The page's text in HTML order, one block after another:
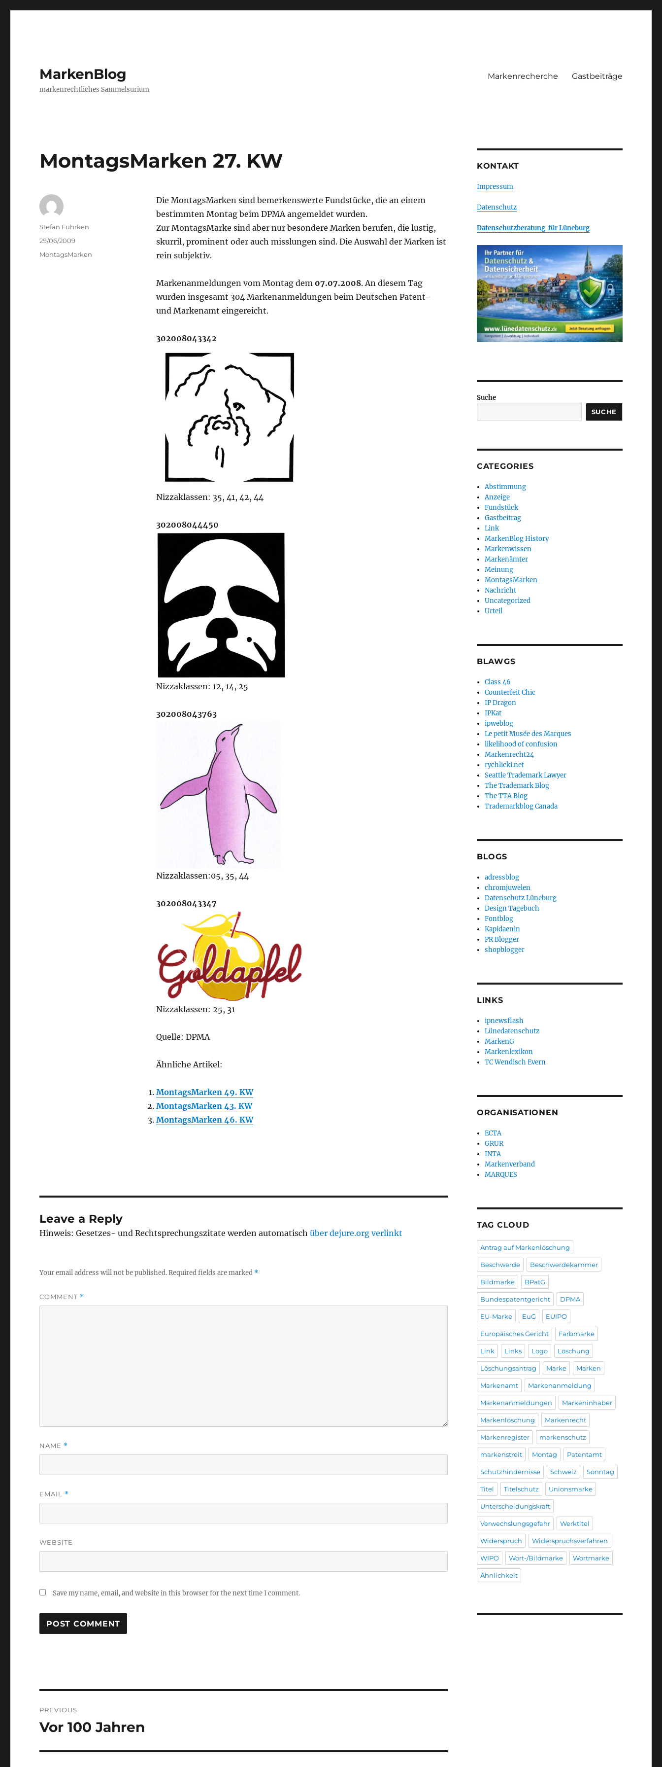
MarkenBlog
markenrechtliches Sammelsurium
Markenrecherche Gastbeiträge
MontagsMarken 27. KW
Die MontagsMarken sind bemerkenswerte Fundstücke, die an einem
bestimmten Montag beim DPMA angemeldet wurden.
Zur MontagsMarke sind aber nur besondere Marken berufen, die lustig,
skurril, prominent oder auch misslungen sind. Die Auswahl der Marken ist
rein subjektiv.
Markenanmeldungen vom Montag dem 07.07.2008. An diesem Tag
wurden insgesamt 304 Markenanmeldungen beim Deutschen Patent-
und Markenamt eingereicht.
302008043342
Nizzaklassen: 35, 41, 42, 44
302008044450
Nizzaklassen: 12, 14, 25
302008043763
Nizzaklassen:05, 35, 44
302008043347
Nizzaklassen: 25, 31
Quelle: DPMA
Ähnliche Artikel:
MontagsMarken 49. KW
MontagsMarken 43. KW
MontagsMarken 46. KW
Author
Stefan Fuhrken
Posted
29/06/2009
Categories
MontagsMarken
Leave a Reply
Hinweis: Gesetzes- und Rechtsprechungszitate werden automatischüber dejure.org verlinkt
Your email address will not be published.Required fields are marked *
COMMENT *
NAME *
EMAIL *
WEBSITE
Save my name, email, and website in this browser for the next time I comment.
navigation
PREVIOUS
Previous
Vor 100 Jahren
KONTAKT
Impressum
Datenschutz
Datenschutzberatung für Lüneburg
Suche
SUCHE
CATEGORIES
Abstimmung
Anzeige
Fundstück
Gastbeitrag
Link
MarkenBlog History
Markenwissen
Markenämter
Meinung
MontagsMarken
Nachricht
Uncategorized
Urteil
BLAWGS
Class 46
Counterfeit Chic
IP Dragon
IPKat
ipweblog
Le petit Musée des Marques
likelihood of confusion
Markenrecht24
rychlicki.net
Seattle Trademark Lawyer
The Trademark Blog
The TTA Blog
Trademarkblog Canada
BLOGS
adressblog
chromjuwelen
Datenschutz Lüneburg
Design Tagebuch
Fontblog
Kapidaenin
PR Blogger
shopblogger
LINKS
ipnewsflash
Lünedatenschutz
MarkenG
Markenlexikon
TC Wendisch Evern
ORGANISATIONEN
ECTA
GRUR
INTA
Markenverband
MARQUES
TAG CLOUD
Antrag auf Markenlöschung
Beschwerde Beschwerdekammer
Bildmarke BPatG
Bundespatentgericht DPMA
EU-Marke EuG EUIPO
Europäisches Gericht Farbmarke
Link Links Logo Löschung
Löschungsantrag Marke Marken
Markenamt Markenanmeldung
Markenanmeldungen Markeninhaber
Markenlöschung Markenrecht
Markenregister markenschutz
markenstreit Montag Patentamt
Schutzhindernisse Schweiz Sonntag
Titel Titelschutz Unionsmarke
Unterscheidungskraft
Verwechslungsgefahr Werktitel
Widerspruch Widerspruchsverfahren
WIPO Wort-/Bildmarke Wortmarke
Ähnlichkeit